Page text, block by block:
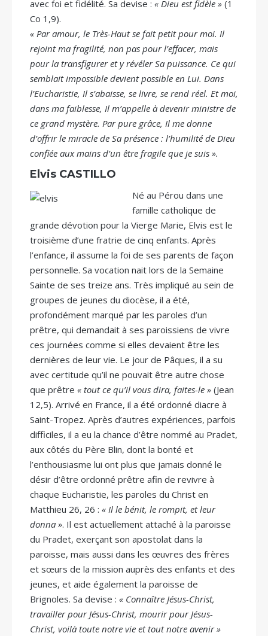
avec foi et fidélité. Sa devise : « Dieu est fidèle » (1
Co 1,9).
« Par amour, le Très-Haut se fait petit pour moi. Il
rejoint ma fragilité, non pas pour l’effacer, mais
pour la transfigurer et y révéler Sa puissance. Ce qui
semblait impossible devient possible en Lui. Dans
l’Eucharistie, Il s’abaisse, se livre, se rend réel. Et moi,
dans ma faiblesse, Il m’appelle à devenir ministre de
ce grand mystère. Par pure grâce, Il me donne
d’offrir le miracle de Sa présence : l’humilité de Dieu
confiée aux mains d’un être fragile que je suis ».
Elvis CASTILLO
Né au Pérou dans une
famille catholique de
grande dévotion pour la Vierge Marie, Elvis est le
troisième d’une fratrie de cinq enfants. Après
l’enfance, il assume la foi de ses parents de façon
personnelle. Sa vocation nait lors de la Semaine
Sainte de ses treize ans. Très impliqué au sein de
groupes de jeunes du diocèse, il a été,
profondément marqué par les paroles d’un
prêtre, qui demandait à ses paroissiens de vivre
ces journées comme si elles devaient être les
dernières de leur vie. Le jour de Pâques, il a su
avec certitude qu’il ne pouvait être autre chose
que prêtre « tout ce qu’il vous dira, faites-le » (Jean
12,5). Arrivé en France, il a été ordonné diacre à
Saint-Tropez. Après d’autres expériences, parfois
difficiles, il a eu la chance d’être nommé au Pradet,
aux côtés du Père Blin, dont la bonté et
l’enthousiasme lui ont plus que jamais donné le
désir d’être ordonné prêtre afin de revivre à
chaque Eucharistie, les paroles du Christ en
Matthieu 26, 26 : « Il le bénit, le rompit, et leur
donna ». Il est actuellement attaché à la paroisse
du Pradet, exerçant son apostolat dans la
paroisse, mais aussi dans les œuvres des frères
et sœurs de la mission auprès des enfants et des
jeunes, et aide également la paroisse de
Brignoles. Sa devise : « Connaître Jésus-Christ,
travailler pour Jésus-Christ, mourir pour Jésus-
Christ, voilà toute notre vie et tout notre avenir »